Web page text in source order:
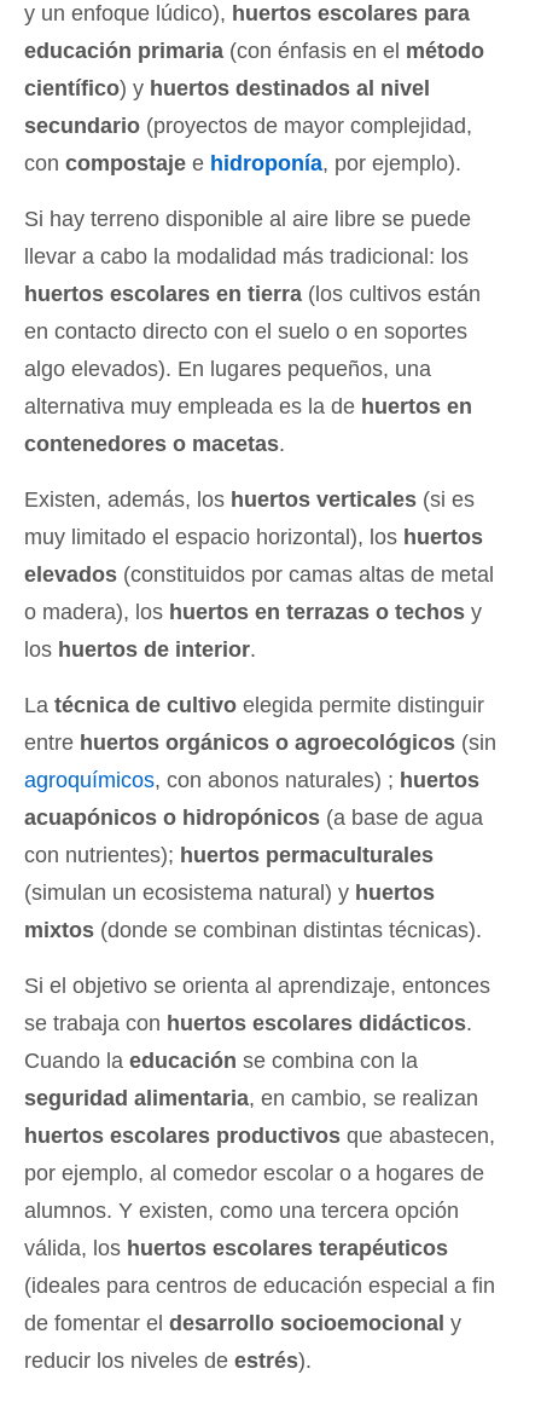
y un enfoque lúdico), huertos escolares para
educación primaria (con énfasis en el método
científico) y huertos destinados al nivel
secundario (proyectos de mayor complejidad,
con compostaje e hidroponía, por ejemplo).
Si hay terreno disponible al aire libre se puede
llevar a cabo la modalidad más tradicional: los
huertos escolares en tierra (los cultivos están
en contacto directo con el suelo o en soportes
algo elevados). En lugares pequeños, una
alternativa muy empleada es la de huertos en
contenedores o macetas.
Existen, además, los huertos verticales (si es
muy limitado el espacio horizontal), los huertos
elevados (constituidos por camas altas de metal
o madera), los huertos en terrazas o techos y
los huertos de interior.
La técnica de cultivo elegida permite distinguir
entre huertos orgánicos o agroecológicos (sin
agroquímicos, con abonos naturales) ; huertos
acuapónicos o hidropónicos (a base de agua
con nutrientes); huertos permaculturales
(simulan un ecosistema natural) y huertos
mixtos (donde se combinan distintas técnicas).
Si el objetivo se orienta al aprendizaje, entonces
se trabaja con huertos escolares didácticos.
Cuando la educación se combina con la
seguridad alimentaria, en cambio, se realizan
huertos escolares productivos que abastecen,
por ejemplo, al comedor escolar o a hogares de
alumnos. Y existen, como una tercera opción
válida, los huertos escolares terapéuticos
(ideales para centros de educación especial a fin
de fomentar el desarrollo socioemocional y
reducir los niveles de estrés).